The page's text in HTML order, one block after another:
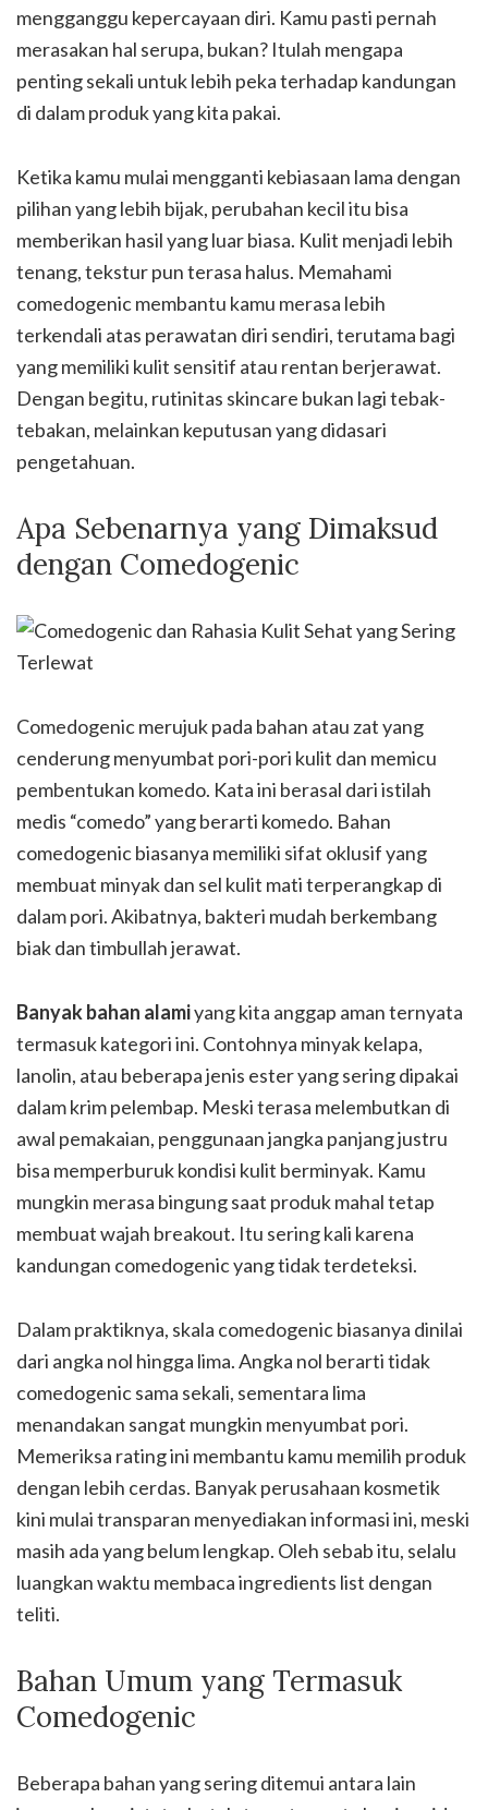
mengganggu kepercayaan diri. Kamu pasti pernah
merasakan hal serupa, bukan? Itulah mengapa
penting sekali untuk lebih peka terhadap kandungan
di dalam produk yang kita pakai.
Ketika kamu mulai mengganti kebiasaan lama dengan
pilihan yang lebih bijak, perubahan kecil itu bisa
memberikan hasil yang luar biasa. Kulit menjadi lebih
tenang, tekstur pun terasa halus. Memahami
comedogenic membantu kamu merasa lebih
terkendali atas perawatan diri sendiri, terutama bagi
yang memiliki kulit sensitif atau rentan berjerawat.
Dengan begitu, rutinitas skincare bukan lagi tebak-
tebakan, melainkan keputusan yang didasari
pengetahuan.
Apa Sebenarnya yang Dimaksud
dengan Comedogenic
Comedogenic merujuk pada bahan atau zat yang
cenderung menyumbat pori-pori kulit dan memicu
pembentukan komedo. Kata ini berasal dari istilah
medis “comedo” yang berarti komedo. Bahan
comedogenic biasanya memiliki sifat oklusif yang
membuat minyak dan sel kulit mati terperangkap di
dalam pori. Akibatnya, bakteri mudah berkembang
biak dan timbullah jerawat.
Banyak bahan alamiyang kita anggap aman ternyata
termasuk kategori ini. Contohnya minyak kelapa,
lanolin, atau beberapa jenis ester yang sering dipakai
dalam krim pelembap. Meski terasa melembutkan di
awal pemakaian, penggunaan jangka panjang justru
bisa memperburuk kondisi kulit berminyak. Kamu
mungkin merasa bingung saat produk mahal tetap
membuat wajah breakout. Itu sering kali karena
kandungan comedogenic yang tidak terdeteksi.
Dalam praktiknya, skala comedogenic biasanya dinilai
dari angka nol hingga lima. Angka nol berarti tidak
comedogenic sama sekali, sementara lima
menandakan sangat mungkin menyumbat pori.
Memeriksa rating ini membantu kamu memilih produk
dengan lebih cerdas. Banyak perusahaan kosmetik
kini mulai transparan menyediakan informasi ini, meski
masih ada yang belum lengkap. Oleh sebab itu, selalu
luangkan waktu membaca ingredients list dengan
teliti.
Bahan Umum yang Termasuk
Comedogenic
Beberapa bahan yang sering ditemui antara lain